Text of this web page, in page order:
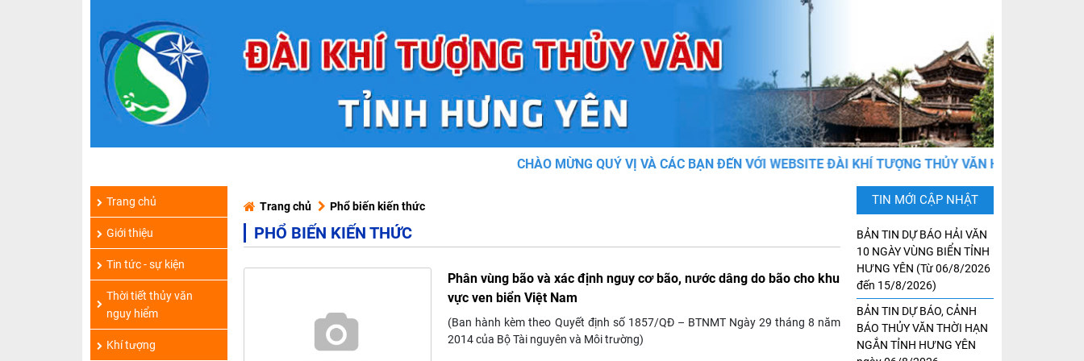
CHÀO MỪNG QUÝ VỊ VÀ CÁC BẠN ĐẾN VỚI WEBSITE ĐÀI KHÍ TƯỢNG THỦY VĂN HƯNG YÊN
Trang chủ Phổ biến kiến thức
PHỔ BIẾN KIẾN THỨC
Phân vùng bão và xác định nguy cơ bão, nước dâng do bão cho khu
vực ven biển Việt Nam
(Ban hành kèm theo Quyết định số 1857/QĐ – BTNMT Ngày 29 tháng 8 năm
2014 của Bộ Tài nguyên và Môi trường)
TIN MỚI CẬP NHẬT
BẢN TIN DỰ BÁO HẢI VĂN
10 NGÀY VÙNG BIỂN TỈNH
HƯNG YÊN (Từ 06/8/2026
đến 15/8/2026)
BẢN TIN DỰ BÁO, CẢNH
BÁO THỦY VĂN THỜI HẠN
NGẮN TỈNH HƯNG YÊN
Trang chủ
Giới thiệu
Tin tức - sự kiện
Thời tiết thủy văn
nguy hiểm
Khí tượng